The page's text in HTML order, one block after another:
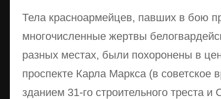
Тела красноармейцев, павших в бою
многочисленные жертвы
разных местах, были похоронены в
проспекте Карла Маркса (в советское
зданием 31-го строительного треста